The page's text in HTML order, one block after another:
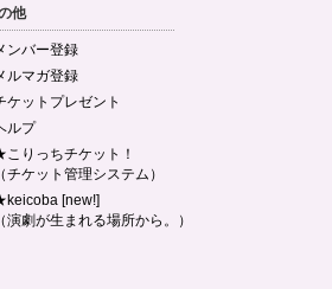
他
ンバー登録
ルマガ登録
ケットプレゼント
ルプ
りっちチケット！
（チケット管理システム）
[new!]
（演劇が生まれる場所から。）